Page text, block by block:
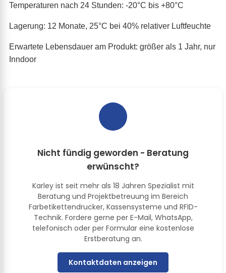
Temperaturen nach 24 Stunden: -20°C bis +80°C
Lagerung: 12 Monate, 25°C bei 40% relativer Luftfeuchte
Erwartete Lebensdauer am Produkt: größer als 1 Jahr, nur
Inndoor
Nicht fündig geworden - Beratung
erwünscht?
Karley ist seit mehr als 18 Jahren Spezialist mit
Beratung und Projektbetreuung im Bereich
Farbetikettendrucker, Kassensysteme und RFID-
Technik. Fordere gerne per E-Mail, WhatsApp,
telefonisch oder per Formular eine kostenlose
Erstberatung an.
Kontaktdaten anzeigen